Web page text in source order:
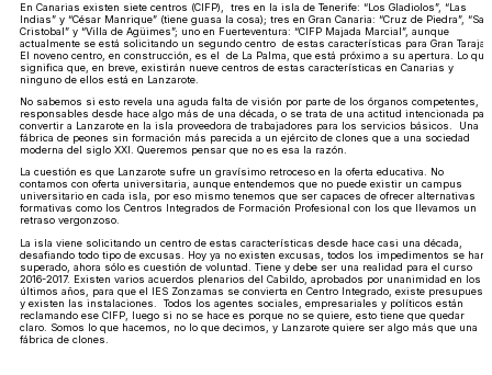
En Canarias existen siete centros (CIFP), tres en la isla de Tenerife: “Los Gladiolos”, “Las
Indias” y “César Manrique” (tiene guasa la cosa); tres en Gran Canaria: “Cruz de Piedra”, “San
Cristobal” y “Villa de Agüimes”; uno en Fuerteventura: “CIFP Majada Marcial”, aunque
actualmente se está solicitando un segundo centro de estas características para Gran Tarajal.
El noveno centro, en construcción, es el de La Palma, que está próximo a su apertura. Lo que
significa que, en breve, existirán nueve centros de estas características en Canarias y
ninguno de ellos está en Lanzarote.
No sabemos si esto revela una aguda falta de visión por parte de los órganos competentes,
responsables desde hace algo más de una década, o se trata de una actitud intencionada
convertir a Lanzarote en la isla proveedora de trabajadores para los servicios básicos. Una
fábrica de peones sin formación más parecida a un ejército de clones que a una sociedad
moderna del siglo XXI. Queremos pensar que no es esa la razón.
La cuestión es que Lanzarote sufre un gravísimo retroceso en la oferta educativa. No
contamos con oferta universitaria, aunque entendemos que no puede existir un campus
universitario en cada isla, por eso mismo tenemos que ser capaces de ofrecer alternativas
formativas como los Centros Integrados de Formación Profesional con los que llevamos un
retraso vergonzoso.
La isla viene solicitando un centro de estas características desde hace casi una década,
desafiando todo tipo de excusas. Hoy ya no existen excusas, todos los impedimentos se han
superado, ahora sólo es cuestión de voluntad. Tiene y debe ser una realidad para el curso
2016-2017. Existen varios acuerdos plenarios del Cabildo, aprobados por unanimidad en los
últimos años, para que el IES Zonzamas se convierta en Centro Integrado, existe presupuesto
y existen las instalaciones. Todos los agentes sociales, empresariales y políticos están
reclamando ese CIFP, luego si no se hace es porque no se quiere, esto tiene que quedar
claro. Somos lo que hacemos, no lo que decimos, y Lanzarote quiere ser algo más que una
fábrica de clones.